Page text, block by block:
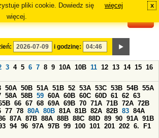
pliki cookie. Dowiedz się
więcej.
więcej x
i godzinę:
3 4 5 6 7 8 9 10A 10B 11 12 13 14 15 16
50A 50B 51A 51B 52 53A 53C 53B 54B 55A
58A 58B 59 60A 60B 60C 60D 61 62 63
66 67 68 69A 69B 70 71A 71B 72A 72B
77 78 80A 80B 81A 81B 82A 82B 83 84A
87A 87B 88A 88B 88C 88D 89 90 91A 91B
94 96 97A 97B 99 100 101 201 202 6.
F1